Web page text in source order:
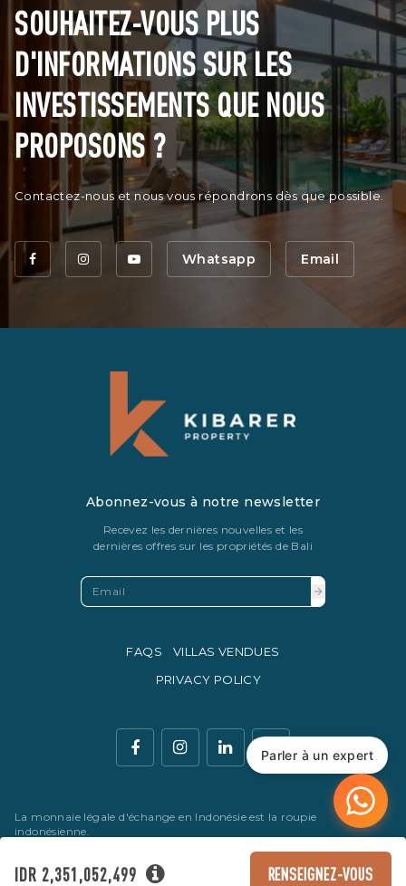
SOUHAITEZ-VOUS PLUS
D'INFORMATIONS SUR LES
INVESTISSEMENTS QUE NOUS
PROPOSONS ?
Contactez-nous et nous vous répondrons dès que possible.
Whatsapp Email
IDR 2,351,052,499 RENSEIGNEZ-VOUS
Abonnez-vous à notre newsletter
Recevez les dernières nouvelles et les
dernières offres sur les propriétés de Bali
FAQS
VILLAS VENDUES
PRIVACY POLICY
La monnaie légale d'échange en Indonésie est la roupie
indonésienne.
© Copyright 2016 - 2026 Development & SEO ByKesato & Co
Parler à un expert